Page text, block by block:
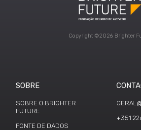
Copyright ©2026 Brighter
SOBRE
SOBRE O BRIGHTER
FUTURE
FONTE DE DADOS
+351